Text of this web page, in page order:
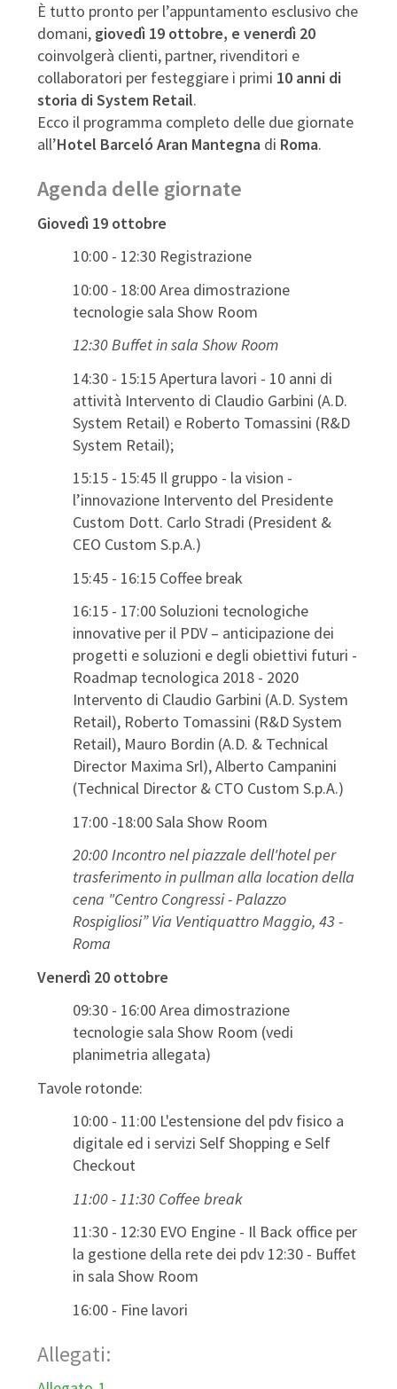
È tutto pronto per l’appuntamento esclusivo che
domani, giovedì 19 ottobre, e venerdì 20
coinvolgerà clienti, partner, rivenditori e
collaboratori per festeggiare i primi 10 anni di
storia di System Retail.
Ecco il programma completo delle due giornate
all’Hotel Barceló Aran Mantegna di Roma.
Agenda delle giornate
Giovedì 19 ottobre
10:00 - 12:30 Registrazione
10:00 - 18:00 Area dimostrazione
tecnologie sala Show Room
12:30 Buffet in sala Show Room
14:30 - 15:15 Apertura lavori - 10 anni di
attività Intervento di Claudio Garbini (A.D.
System Retail) e Roberto Tomassini (R&D
System Retail);
15:15 - 15:45 Il gruppo - la vision -
l’innovazione Intervento del Presidente
Custom Dott. Carlo Stradi (President &
CEO Custom S.p.A.)
15:45 - 16:15 Coffee break
16:15 - 17:00 Soluzioni tecnologiche
innovative per il PDV – anticipazione dei
progetti e soluzioni e degli obiettivi futuri -
Roadmap tecnologica 2018 - 2020
Intervento di Claudio Garbini (A.D. System
Retail), Roberto Tomassini (R&D System
Retail), Mauro Bordin (A.D. & Technical
Director Maxima Srl), Alberto Campanini
(Technical Director & CTO Custom S.p.A.)
17:00 -18:00 Sala Show Room
20:00 Incontro nel piazzale dell'hotel per
trasferimento in pullman alla location della
cena "Centro Congressi - Palazzo
Rospigliosi” Via Ventiquattro Maggio, 43 -
Roma
Venerdì 20 ottobre
09:30 - 16:00 Area dimostrazione
tecnologie sala Show Room (vedi
planimetria allegata)
Tavole rotonde:
10:00 - 11:00 L'estensione del pdv fisico a
digitale ed i servizi Self Shopping e Self
Checkout
11:00 - 11:30 Coffee break
11:30 - 12:30 EVO Engine - Il Back office per
la gestione della rete dei pdv 12:30 - Buffet
in sala Show Room
16:00 - Fine lavori
Allegati: